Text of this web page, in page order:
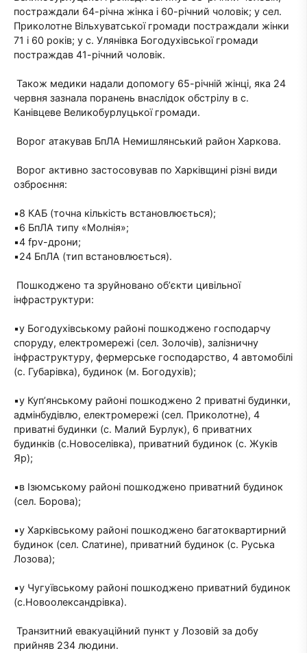
постраждали 64-річна жінка і 60-річний чоловік; у сел.
Приколотне Вільхуватської громади постраждали жінки
71 і 60 років; у с. Улянівка Богодухівської громади
постраждав 41-річний чоловік.
Також медики надали допомогу 65-річній жінці, яка 24
червня зазнала поранень внаслідок обстрілу в с.
Канівцеве Великобурлуцької громади.
Ворог атакував БпЛА Немишлянський район Харкова.
Ворог активно застосовував по Харківщині різні види
озброєння:
▪️8 КАБ (точна кількість встановлюється);
▪️6 БпЛА типу «Молнія»;
▪️4 fpv-дрони;
▪️24 БпЛА (тип встановлюється).
Пошкоджено та зруйновано обʼєкти цивільної
інфраструктури:
▪️у Богодухівському районі пошкоджено господарчу
споруду, електромережі (сел. Золочів), залізничну
інфраструктуру, фермерське господарство, 4 автомобілі
(с. Губарівка), будинок (м. Богодухів);
▪️у Куп’янському районі пошкоджено 2 приватні будинки,
адмінбудівлю, електромережі (сел. Приколотне), 4
приватні будинки (с. Малий Бурлук), 6 приватних
будинків (с.Новоселівка), приватний будинок (с. Жуків
Яр);
▪️в Ізюмському районі пошкоджено приватний будинок
(сел. Борова);
▪️у Харківському районі пошкоджено багатоквартирний
будинок (сел. Слатине), приватний будинок (с. Руська
Лозова);
▪️у Чугуївському районі пошкоджено приватний будинок
(с.Новоолександрівка).
Транзитний евакуаційний пункт у Лозовій за добу
прийняв 234 людини.